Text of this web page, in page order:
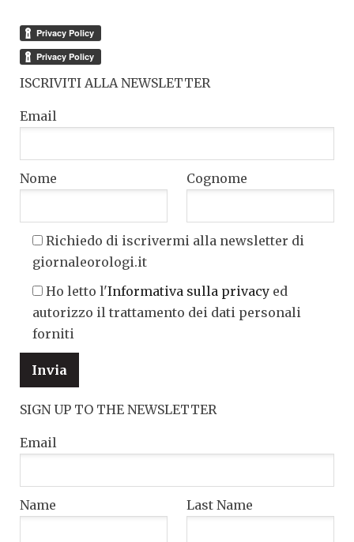
ISCRIVITI ALLA NEWSLETTER
Email
Nome Cognome
Richiedo di iscrivermi alla newsletter di
giornaleorologi.it
Ho letto l'Informativa sulla privacy ed
autorizzo il trattamento dei dati personali
forniti
SIGN UP TO THE NEWSLETTER
Email
Name Last Name